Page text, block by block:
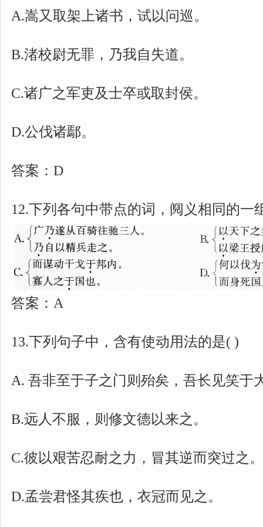
A.嵩又取架上诸书，试以问巡。
B.渚校尉无罪，乃我自失道。
C.诸广之军吏及士卒或取封侯。
D.公伐诸鄢。
答案：D
12.下列各句中带点的词，阋义相同的一
答案：A
13.下列句子中，含有使动用法的是( )
A. 吾非至于子之门则殆矣，吾长见笑于
B.远人不服，则修文德以来之。
C.彼以艰苦忍耐之力，冒其逆而突过之。
D.孟尝君怪其疾也，衣冠而见之。